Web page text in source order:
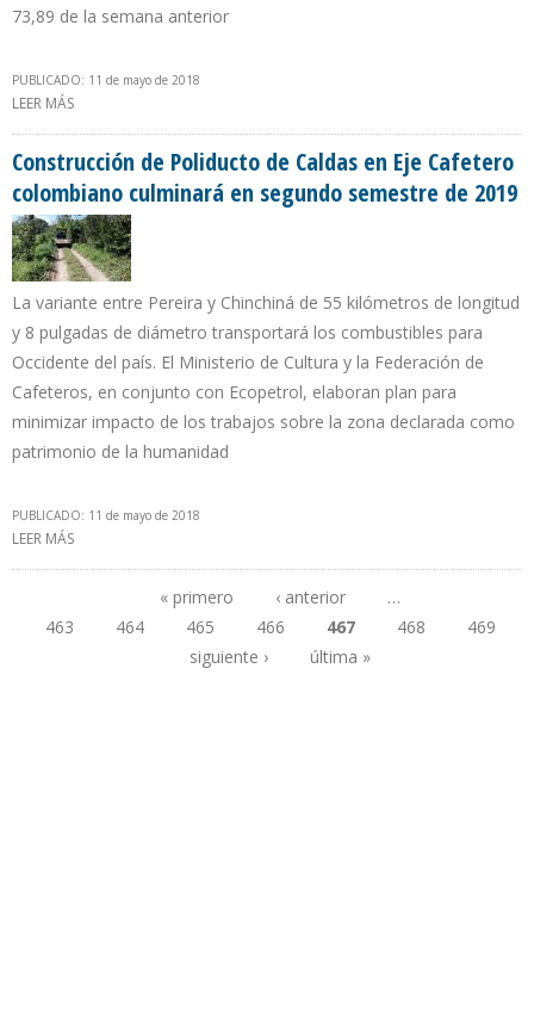
73,89 de la semana anterior
PUBLICADO: 11 de mayo de 2018
LEER MÁS
Construcción de Poliducto de Caldas en Eje Cafetero
colombiano culminará en segundo semestre de 2019
La variante entre Pereira y Chinchiná de 55 kilómetros de longitud
y 8 pulgadas de diámetro transportará los combustibles para
Occidente del país. El Ministerio de Cultura y la Federación de
Cafeteros, en conjunto con Ecopetrol, elaboran plan para
minimizar impacto de los trabajos sobre la zona declarada como
patrimonio de la humanidad
PUBLICADO: 11 de mayo de 2018
LEER MÁS
Páginas
« primero ‹ anterior
…
463
464 465 466 467 468
469
siguiente ›
última »